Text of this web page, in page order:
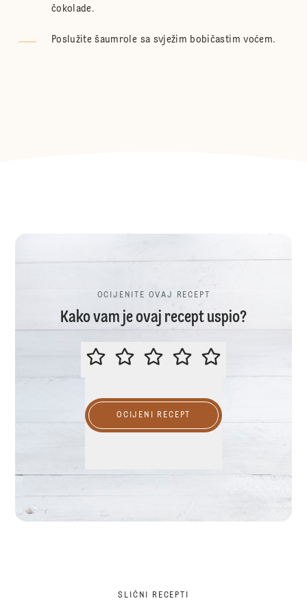
čokolade.
Poslužite šaumrole sa svježim bobičastim voćem.
OCIJENITE OVAJ RECEPT
Kako vam je ovaj recept uspio?
OCIJENITE OVAJ RECEPT
OCIJENI RECEPT
SLIČNI RECEPTI